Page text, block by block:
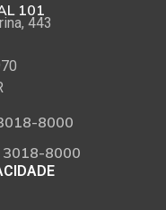
101
443
8000
3018-8000